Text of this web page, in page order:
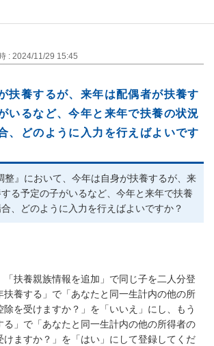
: 2024/11/29 15:45
扶養するが、来年は配偶者が扶養す
いるなど、今年と来年で扶養の状況
、どのように入力を行えばよいです
整』において、今年は自身が扶養するが、来
る予定の子がいるなど、今年と来年で扶養
、どのように入力を行えばよいですか？
「扶養親族情報を追加」で同じ子を二人分登
扶養する」で「あなたと同一生計内の他の所
を受けますか？」を「いいえ」にし、もう
る」で「あなたと同一生計内の他の所得者の
けますか？」を「はい」にして登録してくだ